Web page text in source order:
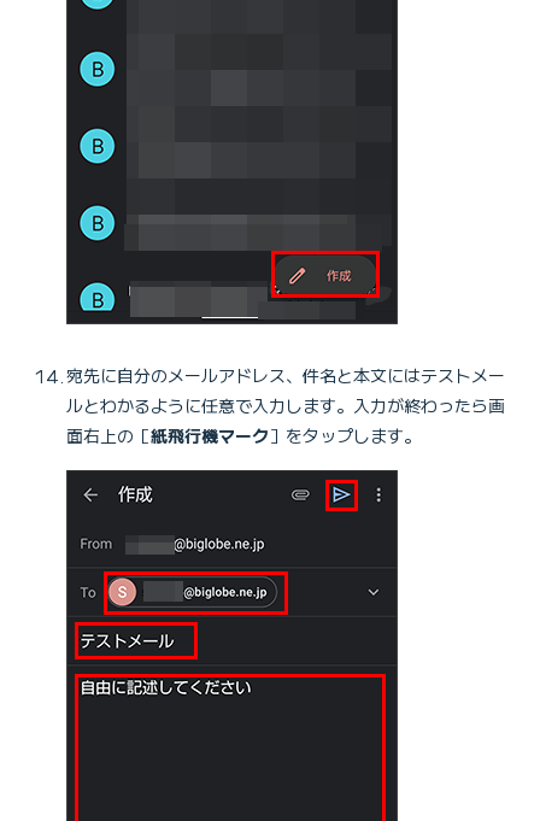
宛先に自分のメールアドレス、件名と本文にはテストメー
ルとわかるように任意で入力します。入力が終わったら画
面右上の［紙飛行機マーク］をタップします。